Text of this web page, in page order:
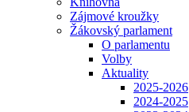
Zájmové kroužky
Žákovský parlament
O parlamentu
Volby
Aktuality
2025-2026
2024-2025